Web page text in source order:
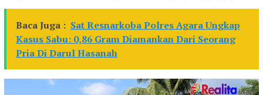
Baca Juga : Sat Resnarkoba Polres Agara Ungkap
Kasus Sabu: 0,86 Gram Diamankan Dari Seorang
Pria Di Darul Hasanah